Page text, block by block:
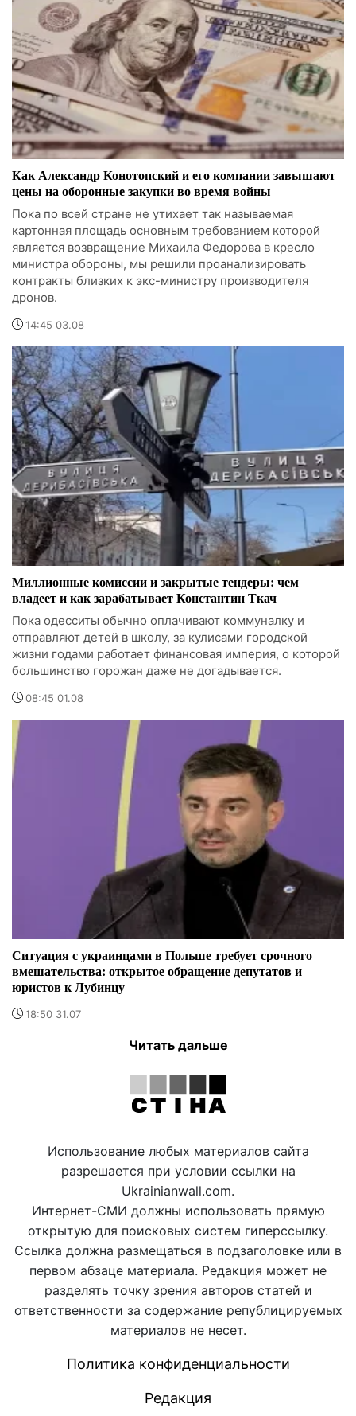
Как Александр Конотопский и его компании завышают
цены на оборонные закупки во время войны
Пока по всей стране не утихает так называемая
картонная площадь основным требованием которой
является возвращение Михаила Федорова в кресло
министра обороны, мы решили проанализировать
контракты близких к экс-министру производителя
дронов.
14:45 03.08
Миллионные комиссии и закрытые тендеры: чем
владеет и как зарабатывает Константин Ткач
Пока одесситы обычно оплачивают коммуналку и
отправляют детей в школу, за кулисами городской
жизни годами работает финансовая империя, о которой
большинство горожан даже не догадывается.
08:45 01.08
Ситуация с украинцами в Польше требует срочного
вмешательства: открытое обращение депутатов и
юристов к Лубинцу
18:50 31.07
Читать дальше
Использование любых материалов сайта
разрешается при условии ссылки на
Ukrainianwall.com.
Интернет-СМИ должны использовать прямую
открытую для поисковых систем гиперссылку.
Ссылка должна размещаться в подзаголовке или в
первом абзаце материала. Редакция может не
разделять точку зрения авторов статей и
ответственности за содержание републицируемых
материалов не несет.
Политика конфиденциальности
Редакция